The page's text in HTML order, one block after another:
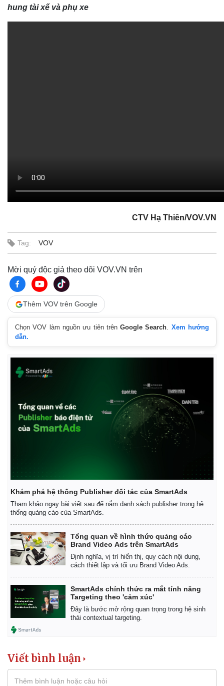
Kinh tế
Bất động sản
Khởi nghiệp
Thị trường
Giá vàng
Tiêu dùng
Tỷ giá
hung tài xế và phụ xe
CTV Hạ Thiên/VOV.VN
Tag: VOV
Mời quý độc giả theo dõi VOV.VN trên
Thêm VOV trên Google
Chọn VOV làm nguồn ưu tiên trênGoogle Search. Xem hướng
dẫn.
Khám phá hệ thống Publisher đối tác của SmartAds
Tham khảo ngay bài viết sau để nắm danh sách publisher trong hệ
thống quảng cáo của SmartAds.
Tổng quan về hình thức quảng cáo
Brand Video Ads trên SmartAds
Định nghĩa, vị trí hiển thị, quy cách nội dung,
cách thiết lập và tối ưu Brand Video Ads.
SmartAds chính thức ra mắt tính năng
Targeting theo 'cảm xúc'
Đây là bước mở rộng quan trọng trong hệ sinh
thái contextual targeting.
Viết bình luận